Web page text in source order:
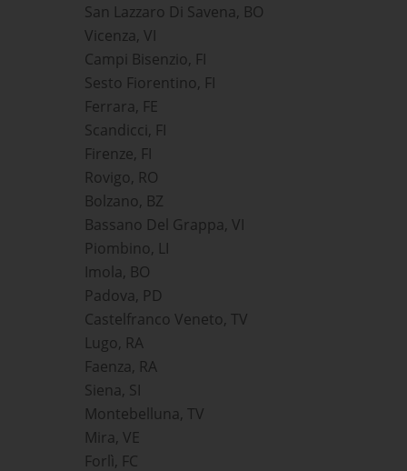
San Lazzaro Di Savena, BO
Vicenza, VI
Campi Bisenzio, FI
Sesto Fiorentino, FI
Ferrara, FE
Scandicci, FI
Firenze, FI
Rovigo, RO
Bolzano, BZ
Bassano Del Grappa, VI
Piombino, LI
Imola, BO
Padova, PD
Castelfranco Veneto, TV
Lugo, RA
Faenza, RA
Siena, SI
Montebelluna, TV
Mira, VE
Forlì, FC